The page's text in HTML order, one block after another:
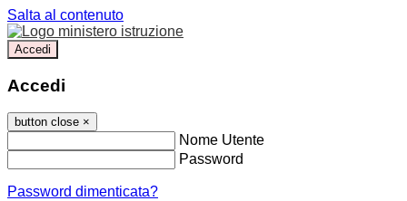
Salta al contenuto
Accedi
Accedi
button close ×
Nome Utente
Password
Password dimenticata?